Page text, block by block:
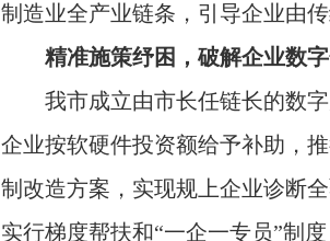
制造业全产业链条，引导企业由
精准施策纾困，破解企业数
我市成立由市长任链长的数字
企业按软硬件投资额给予补助，
制改造方案，实现规上企业诊断
实行梯度帮扶和“一企一专员”制